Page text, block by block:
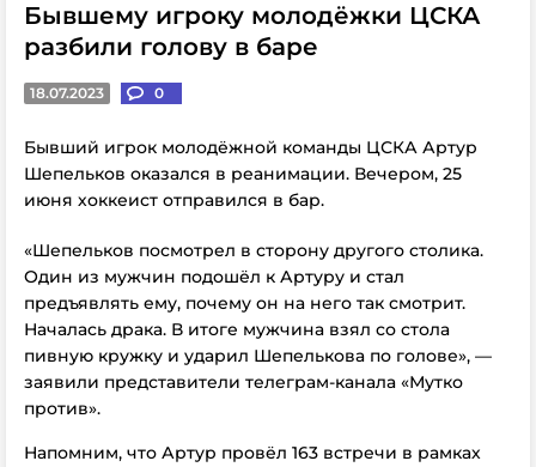
Бывшему игроку молодёжки ЦСКА
разбили голову в баре
18.07.2023 0
Бывший игрок молодёжной команды ЦСКА Артур
Шепельков оказался в реанимации. Вечером, 25
июня хоккеист отправился в бар.
«Шепельков посмотрел в сторону другого столика.
Один из мужчин подошёл к Артуру и стал
предъявлять ему, почему он на него так смотрит.
Началась драка. В итоге мужчина взял со стола
пивную кружку и ударил Шепелькова по голове», —
заявили представители телеграм-канала «Мутко
против».
Напомним, что Артур провёл 163 встречи в рамках